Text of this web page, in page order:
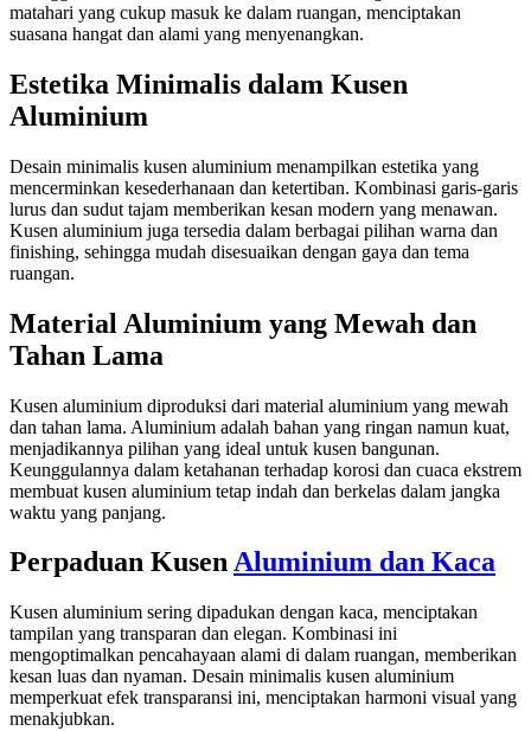
matahari yang cukup masuk ke dalam ruangan, menciptakan
suasana hangat dan alami yang menyenangkan.
Estetika Minimalis dalam Kusen
Aluminium
Desain minimalis kusen aluminium menampilkan estetika yang
mencerminkan kesederhanaan dan ketertiban. Kombinasi garis-garis
lurus dan sudut tajam memberikan kesan modern yang menawan.
Kusen aluminium juga tersedia dalam berbagai pilihan warna dan
finishing, sehingga mudah disesuaikan dengan gaya dan tema
ruangan.
Material Aluminium yang Mewah dan
Tahan Lama
Kusen aluminium diproduksi dari material aluminium yang mewah
dan tahan lama. Aluminium adalah bahan yang ringan namun kuat,
menjadikannya pilihan yang ideal untuk kusen bangunan.
Keunggulannya dalam ketahanan terhadap korosi dan cuaca ekstrem
membuat kusen aluminium tetap indah dan berkelas dalam jangka
waktu yang panjang.
Perpaduan KusenAluminium dan Kaca
Kusen aluminium sering dipadukan dengan kaca, menciptakan
tampilan yang transparan dan elegan. Kombinasi ini
mengoptimalkan pencahayaan alami di dalam ruangan, memberikan
kesan luas dan nyaman. Desain minimalis kusen aluminium
memperkuat efek transparansi ini, menciptakan harmoni visual yang
menakjubkan.